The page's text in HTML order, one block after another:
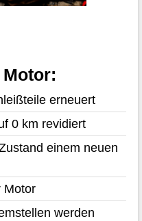
erneuert
0 km revidiert
einem neuen
Motor
werden